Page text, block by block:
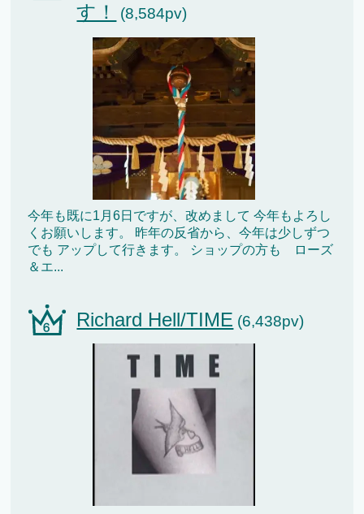
す！
(8,584pv)
今年も既に1月6日ですが、改めまして 今年もよろし
くお願いします。 昨年の反省から、今年は少しずつ
でも アップして行きます。 ショップの方も ローズ
＆エ...
Richard Hell/TIME (6,438pv)